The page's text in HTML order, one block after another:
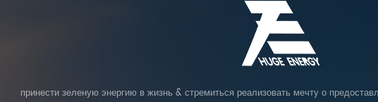
принести зеленую энергию в жизнь & стремиться реализовать мечту о